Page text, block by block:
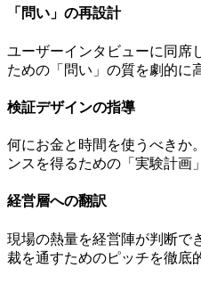
「問い」の再設計
ユーザーインタビューに同席
ための「問い」の質を劇的に
検証デザインの指導
何にお金と時間を使うべきか
ンスを得るための「実験計画
経営層への翻訳
現場の熱量を経営陣が判断で
裁を通すためのピッチを徹底